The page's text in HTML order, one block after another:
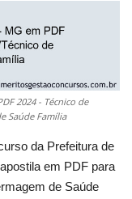
2024 - Técnico de
Saúde Família
da Prefeitura de
em PDF para
de Saúde